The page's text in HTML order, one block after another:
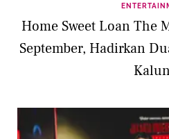
Home Sweet Loan The
September, Hadirkan